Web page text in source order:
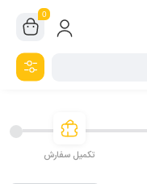
0
تکمیل سفارش